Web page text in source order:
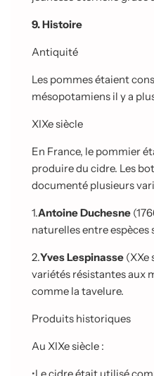
9. Histoire
Antiquité
Les pommes étaient
mésopotamiens il y a
XIXe siècle
En France, le pommier
produire du cidre. Les
documenté plusieurs
1.Antoine Duchesne
naturelles entre espèces
2.Yves Lespinasse (XXe
variétés résistantes aux
comme la tavelure.
Produits historiques
Au XIXe siècle :